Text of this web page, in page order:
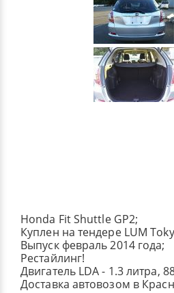
Honda Fit Shuttle GP2;
Куплен на тендере LUM
Выпуск февраль 2014 года;
Рестайлинг!
Двигатель LDA - 1.3 литра,
Доставка автовозом в